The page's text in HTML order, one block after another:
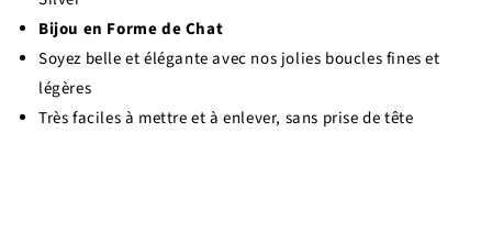
Bijou en Forme de Chat
Soyez belle et élégante avec nos jolies boucles fines et
légères
Très faciles à mettre et à enlever, sans prise de tête